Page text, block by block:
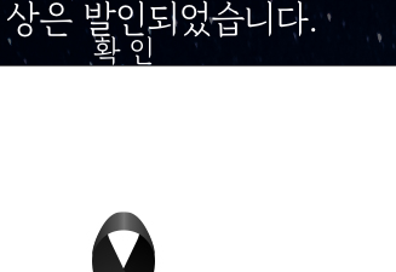
은 발인되었습니다.
확 인